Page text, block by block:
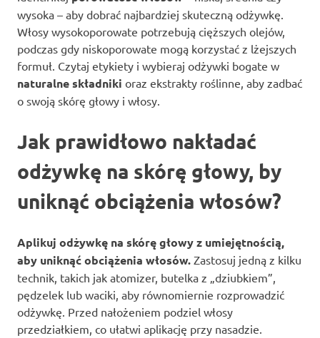
wysoka – aby dobrać najbardziej skuteczną odżywkę.
Włosy wysokoporowate potrzebują cięższych olejów,
podczas gdy niskoporowate mogą korzystać z lżejszych
formuł. Czytaj etykiety i wybieraj odżywki bogate w
naturalne składniki oraz ekstrakty roślinne, aby zadbać
o swoją skórę głowy i włosy.
Jak prawidłowo nakładać
odżywkę na skórę głowy, by
uniknąć obciążenia włosów?
Aplikuj odżywkę na skórę głowy z umiejętnością,
aby uniknąć obciążenia włosów. Zastosuj jedną z kilku
technik, takich jak atomizer, butelka z „dziubkiem”,
pędzelek lub waciki, aby równomiernie rozprowadzić
odżywkę. Przed nałożeniem podziel włosy
przedziałkiem, co ułatwi aplikację przy nasadzie.